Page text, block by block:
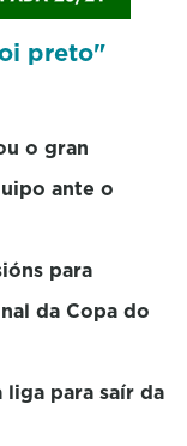
preto"
o gran
ante o
para
da Copa do
para saír da